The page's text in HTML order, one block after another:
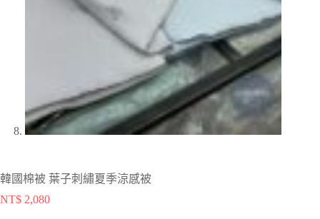
韓國棉被 葉子刺繡夏季涼感被
NT$ 2,080